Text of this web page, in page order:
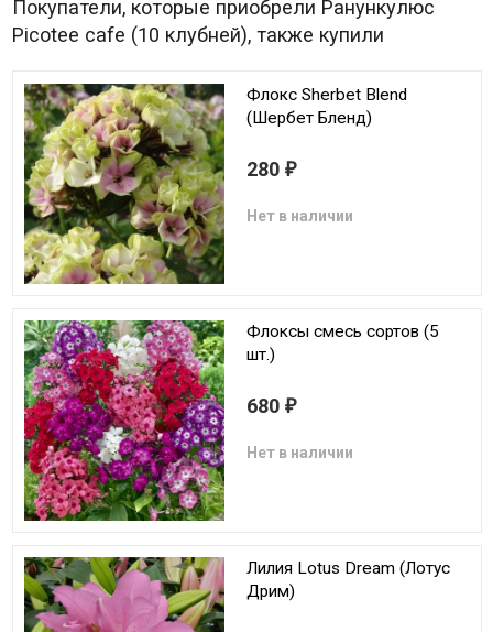
Покупатели, которые приобрели Ранункулюс
Picotee cafe (10 клубней), также купили
Флокс Sherbet Blend
(Шербет Бленд)
280 ₽
Нет в наличии
Флоксы смесь сортов (5
шт.)
680 ₽
Нет в наличии
Лилия Lotus Dream (Лотус
Дрим)